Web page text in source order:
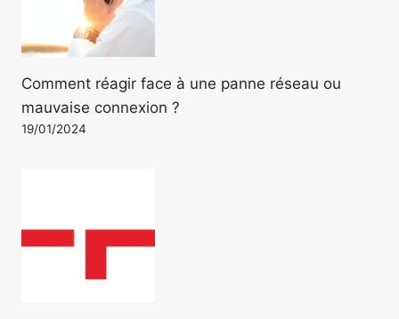
Comment réagir face à une panne réseau ou
mauvaise connexion ?
19/01/2024